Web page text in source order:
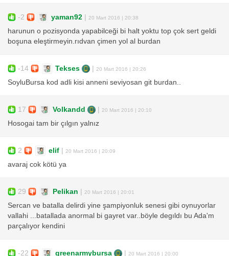
-2 yaman92 | 20 Mart 2016 | 20:38
harunun o pozisyonda yapabilceği bi halt yoktu top çok sert geldi
boşuna eleştirmeyin.rıdvan çimen yol al burdan
-14 Tekses | 20 Mart 2016 | 20:26
SoyluBursa kod adli kisi anneni seviyosan git burdan..
17 Volkandd | 20 Mart 2016 | 20:10
Hosogai tam bir çılgın yalnız
2 elif | 20 Mart 2016 | 20:09
avaraj cok kötü ya
29 Pelikan | 20 Mart 2016 | 20:01
Sercan ve batalla delirdi yine şampiyonluk senesi gibi oynuyorlar
vallahi ...batallada anormal bi gayret var..böyle degıldı bu Ada'm
parçalıyor kendini
-22 greenarmybursa | 20 Mart 2016 | 20:00